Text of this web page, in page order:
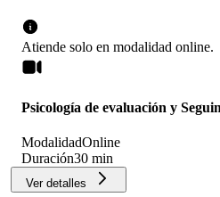
Atiende solo en modalidad online.
Psicología de evaluación y
ModalidadOnline
Duración30 min
Ver detalles